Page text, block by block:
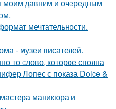
моим давним и очередным
мечтательности.
- музеи писателей.
то слово, которое сполна
Лопес с показа Dolce &
маникюра и